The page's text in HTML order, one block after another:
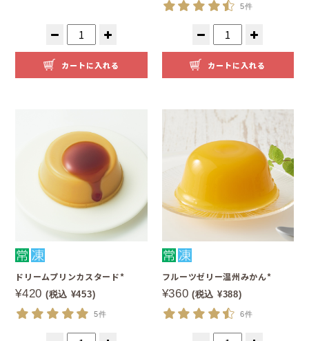
カートに入れる
5件
カートに入れる
ドリームプリンカスタード*
¥420 (税込 ¥453)
5件
フルーツゼリー温州みかん*
¥360 (税込 ¥388)
6件